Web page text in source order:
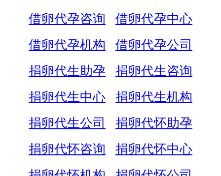
借卵代孕咨询
借卵代孕中心
借卵代孕机构
借卵代孕公司
捐卵代生助孕
捐卵代生咨询
捐卵代生中心
捐卵代生机构
捐卵代生公司
捐卵代怀助孕
捐卵代怀咨询
捐卵代怀中心